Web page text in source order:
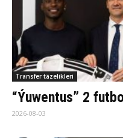
Transfer täzelikleri
“Ýuwentus” 2
2026-08-03